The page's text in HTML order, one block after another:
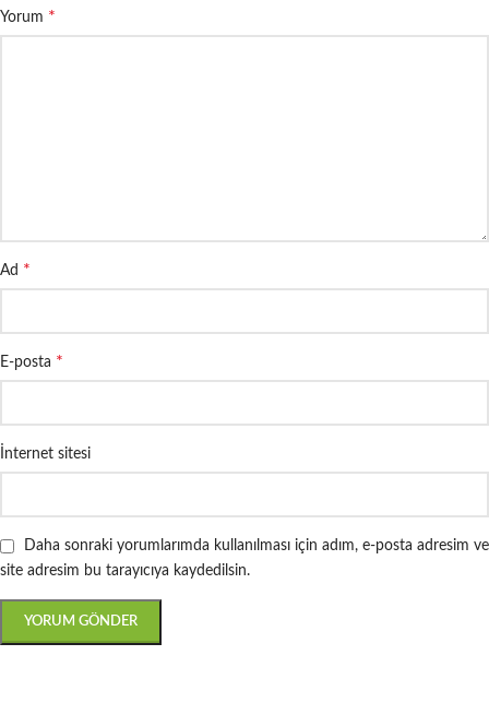
Yorum *
Ad *
E-posta *
İnternet sitesi
Daha sonraki yorumlarımda kullanılması için adım, e-posta adresim ve
site adresim bu tarayıcıya kaydedilsin.